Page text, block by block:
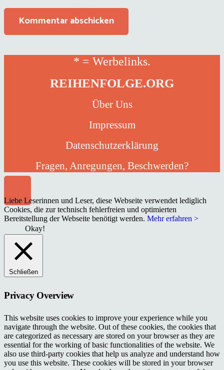
Kommentar abschicken
* = Werbelinks.
REIHENFOLGE.ORG
Über Uns
Impressum
Datenschutzerklärung
Fragen, Anregungen, Beschwerden?
Liebe Leserinnen und Leser, diese Webseite verwendet lediglich
Cookies, die zur technisch fehlerfreien und optimierten
Bereitstellung der Webseite benötigt werden. Mehr erfahren >
Okay!
Schließen
Privacy Overview
This website uses cookies to improve your experience while you
navigate through the website. Out of these cookies, the cookies that
are categorized as necessary are stored on your browser as they are
essential for the working of basic functionalities of the website. We
also use third-party cookies that help us analyze and understand how
you use this website. These cookies will be stored in your browser